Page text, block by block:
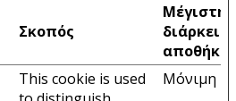
Σκοπός
Μέγιστη
διάρκεια
This cookie is used
Μόνιμη